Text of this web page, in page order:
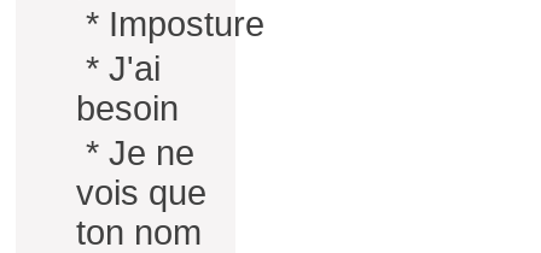
* Imposture
* J'ai
besoin
* Je ne
vois que
ton nom